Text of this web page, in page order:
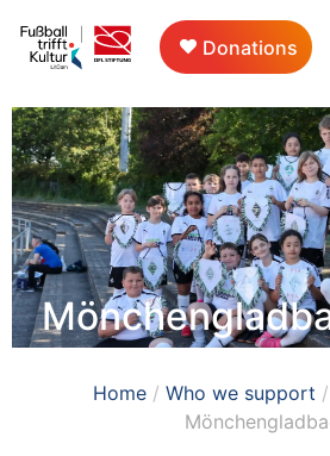
Donations
Home/ Who we support /